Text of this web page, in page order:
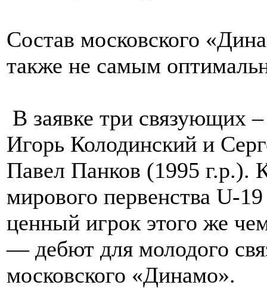
Состав московского
также не самым
В заявке три связующих
Игорь Колодинский и
Павел Панков (1995 г.р.).
мирового первенства U-
ценный игрок этого же
— дебют для молодого
московского «Динамо».